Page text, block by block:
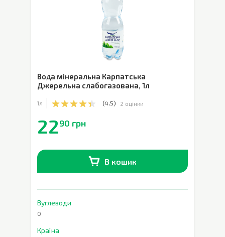
Вода мінеральна Карпатська
Джерельна слабогазована, 1л
1л (4.5) 2 оцінки
2290 грн
В кошик
Вуглеводи
0
Країна